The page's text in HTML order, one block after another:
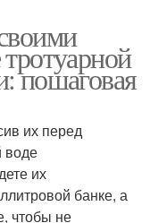
пошаговая
их перед
воде
их
банке, а
чтобы не